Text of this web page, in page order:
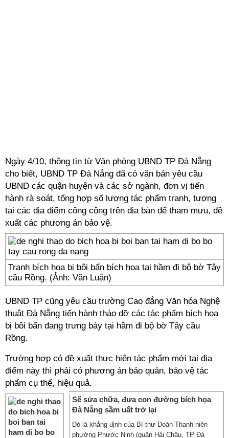
Ngày 4/10, thông tin từ Văn phòng UBND TP Đà Nẵng
cho biết, UBND TP Đà Nẵng đã có văn bản yêu cầu
UBND các quận huyện và các sở ngành, đơn vị tiến
hành rà soát, tổng hợp số lượng tác phẩm tranh, tượng
tại các địa điểm công cộng trên địa bàn để tham mưu, đề
xuất các phương án bảo vệ.
Tranh bích họa bị bôi bẩn bích họa tại hầm đi bộ bờ Tây
cầu Rồng. (Ảnh: Văn Luận)
UBND TP cũng yêu cầu trường Cao đẳng Văn hóa Nghệ
thuật Đà Nẵng tiến hành tháo dỡ các tác phẩm bích họa
bị bôi bẩn đang trưng bày tại hầm đi bộ bờ Tây cầu
Rồng.
Trường hợp có đề xuất thực hiện tác phẩm mới tại địa
điểm này thì phải có phương án bảo quản, bảo vệ tác
phẩm cụ thể, hiệu quả.
Sẽ sửa chữa, đưa con đường bích họa
Đà Nẵng sầm uất trở lại
Đó là khẳng định của Bí thư Đoàn Thanh niên
phường Phước Ninh (quận Hải Châu, TP Đà